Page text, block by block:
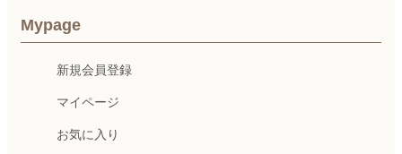
Mypage
新規会員登録
マイページ
お気に入り